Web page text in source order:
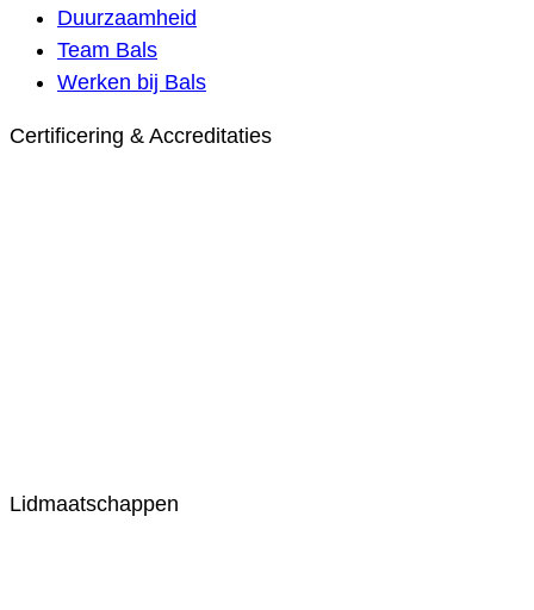
Duurzaamheid
Team Bals
Werken bij Bals
Certificering & Accreditaties
Lidmaatschappen